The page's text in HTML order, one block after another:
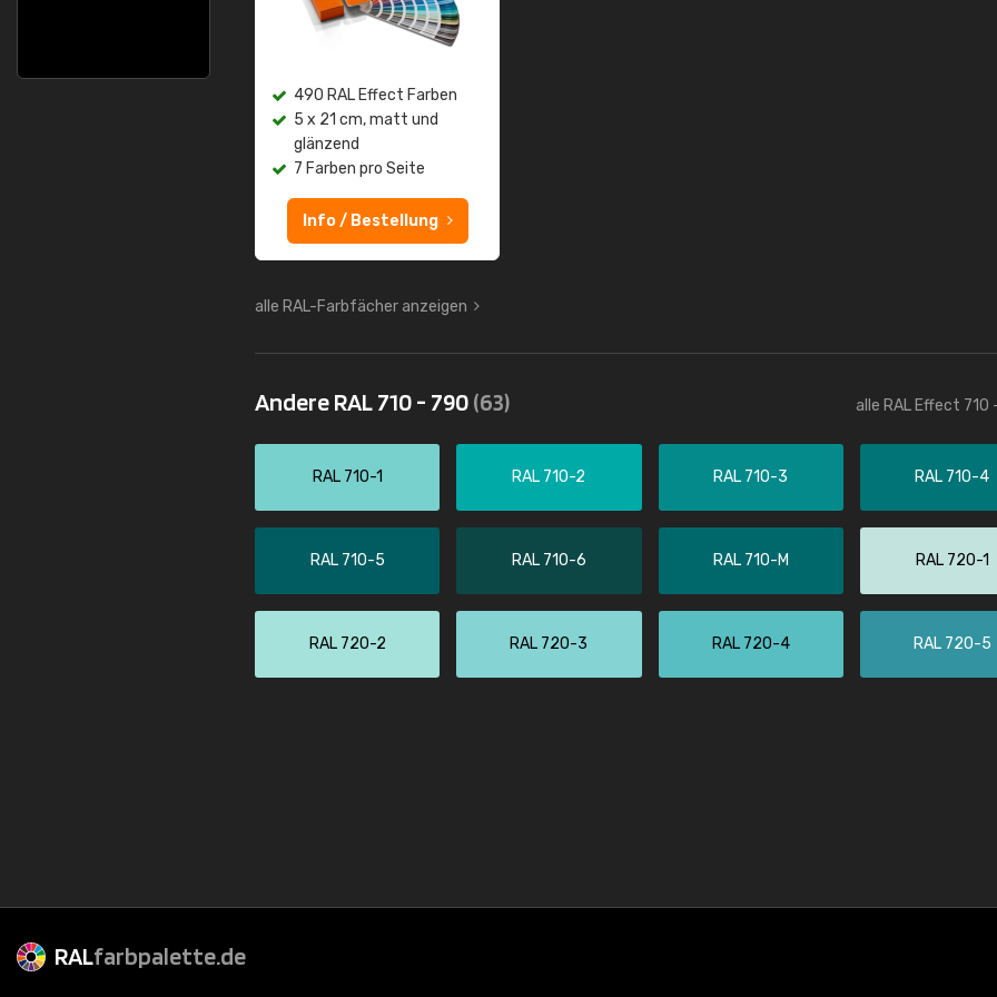
490 RAL Effect Farben
5 x 21 cm, matt und
glänzend
7 Farben pro Seite
Info / Bestellung
alle RAL-Farbfächer anzeigen
Andere RAL 710 - 790(63) alle RAL Effect 710
RAL 710-1 RAL 710-2 RAL 710-3 RAL 710-4
RAL 710-5 RAL 710-6 RAL 710-M RAL 720-1
RAL 720-2 RAL 720-3 RAL 720-4 RAL 720-5
RALfarbpalette.de